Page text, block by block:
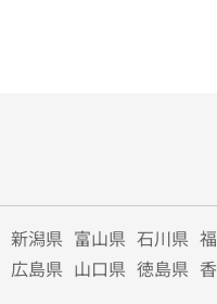
新潟県 富山県 石川県
広島県 山口県 徳島県